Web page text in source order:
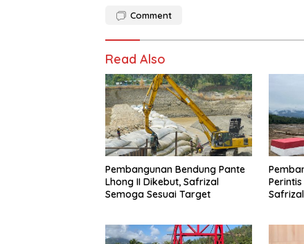
Comment
Read Also
Pembangunan Bendung Pante
Lhong II Dikebut, Safrizal
Semoga Sesuai Target